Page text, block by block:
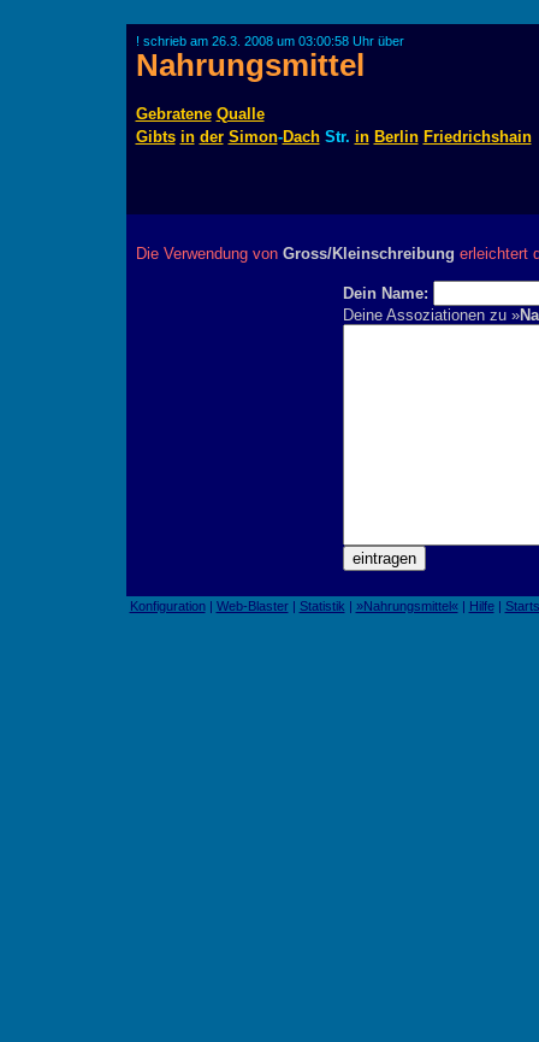
! schrieb am 26.3. 2008 um 03:00:58 Uhr über
Nahrungsmittel
Gebratene Qualle
Gibts in der Simon-DachStr. in Berlin Friedrichshain
Die Verwendung von Gross/Kleinschreibung erleichtert
Dein Name:
Deine Assoziationen zu »
Konfiguration| Web-Blaster| Statistik | »Nahrungsmittel«| Hilfe|